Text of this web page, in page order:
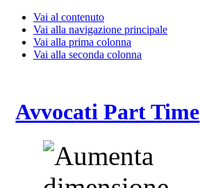
Vai al contenuto
Vai alla navigazione principale
Vai alla prima colonna
Vai alla seconda colonna
Avvocati Part Time